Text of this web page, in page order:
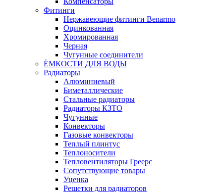
Фитинги
Нержавеющие фитинги Benarmo
Оцинкованная
Хромированная
Черная
Чугунные соединители
ЁМКОСТИ ДЛЯ ВОДЫ
Радиаторы
Алюминиевый
Биметаллические
Стальные радиаторы
Радиаторы КЗТО
Чугунные
Конвекторы
Газовые конвекторы
Теплый плинтус
Теплоносители
Тепловентиляторы Греерс
Сопутствующие товары
Уценка
Решетки для радиаторов